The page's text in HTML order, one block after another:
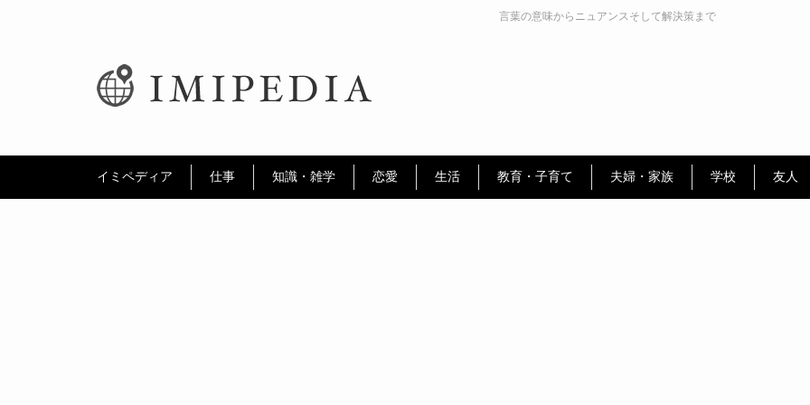
言葉の意味からニュアンスそして解決策まで
イミペディア 仕事 知識・雑学 恋愛 生活 教育・子育て 夫婦・家族 学校 友人